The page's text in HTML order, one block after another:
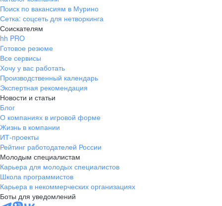
Поиск по вакансиям в Мурино
Сетка: соцсеть для нетворкинга
Соискателям
hh PRO
Готовое резюме
Все сервисы
Хочу у вас работать
Производственный календарь
Экспертная рекомендация
Новости и статьи
Блог
О компаниях в игровой форме
Жизнь в компании
ИТ-проекты
Рейтинг работодателей России
Молодым специалистам
Карьера для молодых специалистов
Школа программистов
Карьера в некоммерческих организациях
Боты для уведомлений